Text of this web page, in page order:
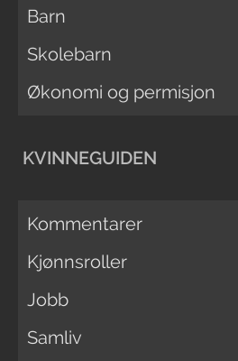
Barn
Skolebarn
Økonomi og permisjon
KVINNEGUIDEN
Kommentarer
Kjønnsroller
Jobb
Samliv